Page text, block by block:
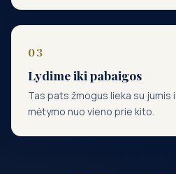
Lydime iki pabaigos
Tas pats žmogus lieka su jumis
mėtymo nuo vieno prie kito.